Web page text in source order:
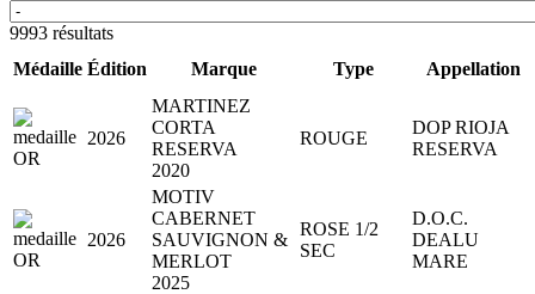
9993 résultats
Médaille Édition Marque Type Appellation
2026
MARTINEZ
CORTA
RESERVA
2020
ROUGE
DOP RIOJA
RESERVA
2026
MOTIV
CABERNET
SAUVIGNON &
MERLOT
2025
ROSE 1/2
SEC
D.O.C.
DEALU
MARE